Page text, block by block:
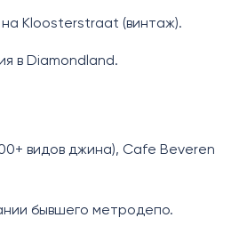
на Kloosterstraat (винтаж).
в Diamondland.
видов джина), Cafe Beveren
бывшего метродепо.